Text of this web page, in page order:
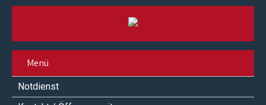
Menü
Notdienst